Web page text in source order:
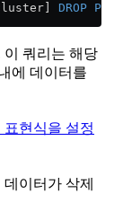
cluster] DROP
쿼리는 해당
에 데이터를
표현식을 설정
이터가 삭제